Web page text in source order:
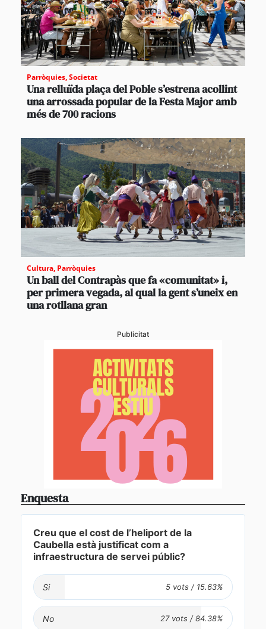
Parròquies,Societat
Una relluïda plaça del Poble s’estrena acollint
una arrossada popular de la Festa Major amb
més de 700 racions
Cultura, Parròquies
Un ball del Contrapàs que fa «comunitat» i,
per primera vegada, al qual la gent s’uneix en
una rotllana gran
Publicitat
Enquesta
Creu que el cost de l’heliport de la
Caubella està justificat com a
infraestructura de servei públic?
Si
No